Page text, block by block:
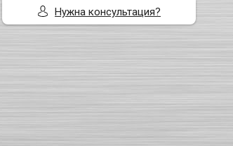
Нужна консультация?